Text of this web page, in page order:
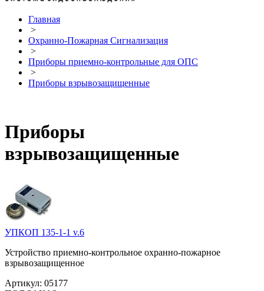
Главная
>
Охранно-Пожарная Сигнализация
>
Приборы приемно-контрольные для ОПС
>
Приборы взрывозащищенные
Приборы
взрывозащищенные
УПКОП 135-1-1 v.6
Устройство приемно-контрольное охранно-пожарное
взрывозащищенное
Артикул: 05177